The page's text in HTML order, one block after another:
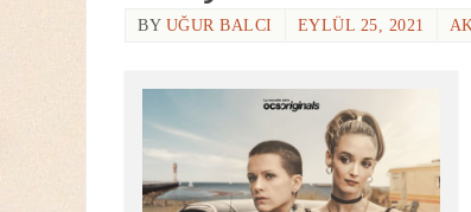
BY UĞUR BALCI EYLÜL 25, 2021